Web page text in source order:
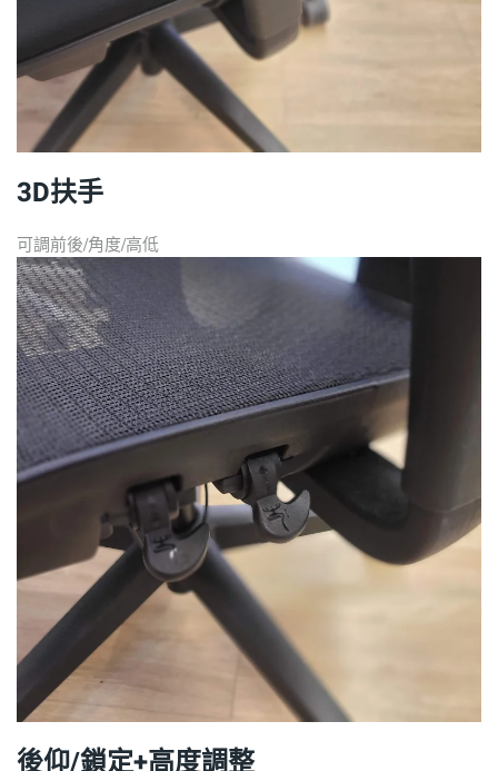
3D扶手
可調前後/角度/高低
後仰/鎖定+高度調整